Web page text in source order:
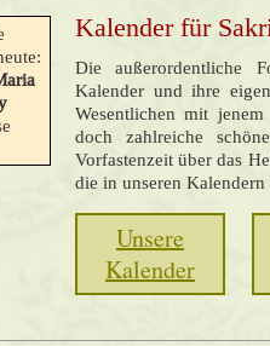
Kalender für
Die außerordentliche
Kalender und ihre
Wesentlichen mit
doch zahlreiche
Vorfastenzeit über das
die in unseren
Unsere
Kalender